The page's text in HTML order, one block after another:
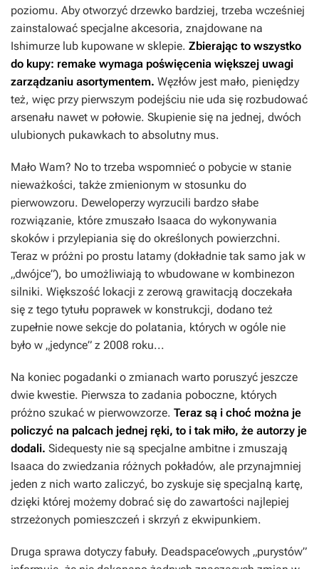
poziomu. Aby otworzyć drzewko bardziej, trzeba wcześniej
zainstalować specjalne akcesoria, znajdowane na
Ishimurze lub kupowane w sklepie. Zbierając to wszystko
do kupy: remake wymaga poświęcenia większej uwagi
zarządzaniu asortymentem. Węzłów jest mało, pieniędzy
też, więc przy pierwszym podejściu nie uda się rozbudować
arsenału nawet w połowie. Skupienie się na jednej, dwóch
ulubionych pukawkach to absolutny mus.
Mało Wam? No to trzeba wspomnieć o pobycie w stanie
nieważkości, także zmienionym w stosunku do
pierwowzoru. Deweloperzy wyrzucili bardzo słabe
rozwiązanie, które zmuszało Isaaca do wykonywania
skoków i przylepiania się do określonych powierzchni.
Teraz w próżni po prostu latamy (dokładnie tak samo jak w
„dwójce”), bo umożliwiają to wbudowane w kombinezon
silniki. Większość lokacji z zerową grawitacją doczekała
się z tego tytułu poprawek w konstrukcji, dodano też
zupełnie nowe sekcje do polatania, których w ogóle nie
było w „jedynce” z 2008 roku...
Na koniec pogadanki o zmianach warto poruszyć jeszcze
dwie kwestie. Pierwsza to zadania poboczne, których
próżno szukać w pierwowzorze. Teraz są i choć można je
policzyć na palcach jednej ręki, to i tak miło, że autorzy je
dodali. Sidequesty nie są specjalne ambitne i zmuszają
Isaaca do zwiedzania różnych pokładów, ale przynajmniej
jeden z nich warto zaliczyć, bo zyskuje się specjalną kartę,
dzięki której możemy dobrać się do zawartości najlepiej
strzeżonych pomieszczeń i skrzyń z ekwipunkiem.
Druga sprawa dotyczy fabuły. Deadspace’owych „purystów”